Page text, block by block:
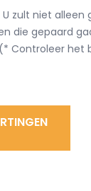
zult niet alleen
die gepaard
Controleer het